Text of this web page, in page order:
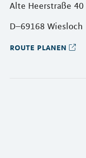
Alte Heerstraße 40
D–69168 Wiesloch
route planen